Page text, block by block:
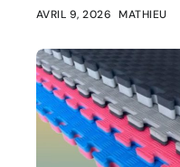
AVRIL 9, 2026 MATHIEU